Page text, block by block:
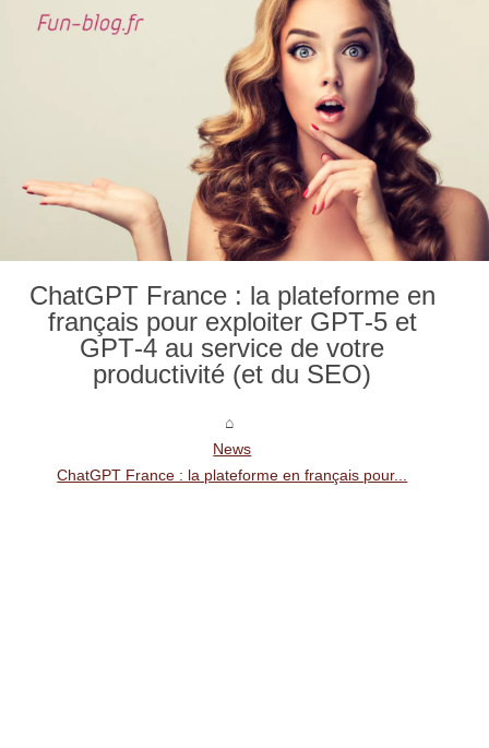
ChatGPT France : la plateforme en
français pour exploiter GPT‑5 et
GPT‑4 au service de votre
productivité (et du SEO)
News
ChatGPT France : la plateforme en français pour...